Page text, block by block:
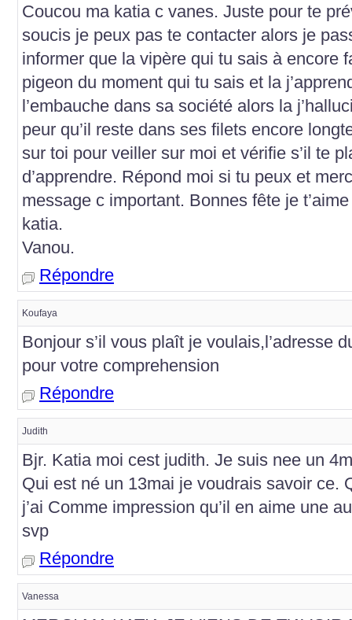
Coucou ma katia c vanes. Juste pour te
soucis je peux pas te contacter alors je
informer que la vipère qui tu sais à encore
pigeon du moment qui tu sais et la
l’embauche dans sa société alors la
peur qu’il reste dans ses filets encore
sur toi pour veiller sur moi et vérifie s’il te
d’apprendre. Répond moi si tu peux et
message c important. Bonnes fête je
katia.
Vanou.
Répondre
Koufaya
Bonjour s’il vous plaît je voulais,l’adresse
pour votre comprehension
Répondre
Judith
Bjr. Katia moi cest judith. Je suis nee un
Qui est né un 13mai je voudrais savoir ce.
j’ai Comme impression qu’il en aime une
svp
Répondre
Vanessa